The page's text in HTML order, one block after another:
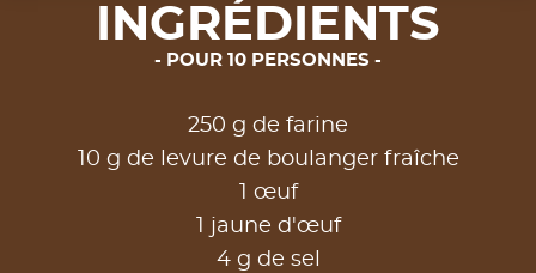
INGRÉDIENTS
POUR 10 PERSONNES
250 g de farine
10 g de levure de boulanger fraîche
1 œuf
1 jaune d'œuf
4 g de sel